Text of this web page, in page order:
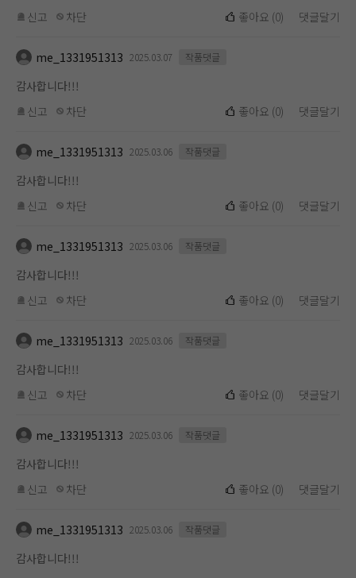
신고
차단 좋아요 (0) 댓글달기
me_1331951313 2025.03.07 작품댓글
감사합니다!!!
신고
차단 좋아요 (0) 댓글달기
me_1331951313 2025.03.06 작품댓글
감사합니다!!!
신고
차단 좋아요 (0) 댓글달기
me_1331951313 2025.03.06 작품댓글
감사합니다!!!
신고
차단 좋아요 (0) 댓글달기
me_1331951313 2025.03.06 작품댓글
감사합니다!!!
신고
차단 좋아요 (0) 댓글달기
me_1331951313 2025.03.06 작품댓글
감사합니다!!!
신고
차단 좋아요 (0) 댓글달기
me_1331951313 2025.03.06 작품댓글
감사합니다!!!